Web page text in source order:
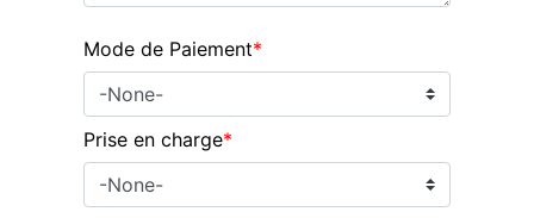
Mode de Paiement*
Prise en charge*